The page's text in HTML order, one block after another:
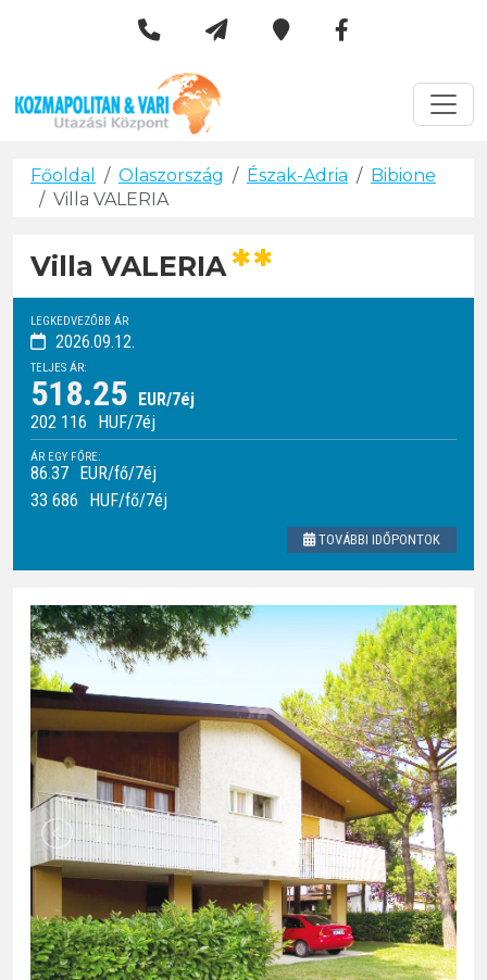
Kozmapolitan & Vári Utazási
Főoldal Olaszország Észak-Adria
Bibione
Villa VALERIA
Villa VALERIA**
LEGKEDVEZŐBB ÁR
2026.09.12.
TELJES ÁR:
518.25 EUR/7éj
202 116
HUF/7éj
ÁR EGY FŐRE:
86.37 EUR/fő/7éj
33 686
HUF/fő/7éj
TOVÁBBI IDŐPONTOK